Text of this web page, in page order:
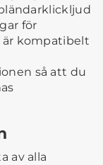
för
kompatibelt
så att du
av alla